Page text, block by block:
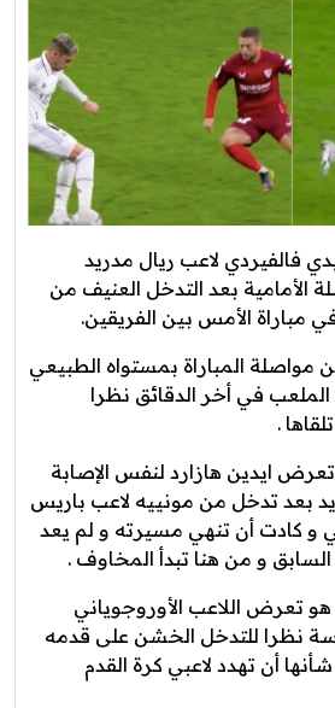
فالفيردي لاعب ريال مدريد
الأمامية بعد التدخل العنيف من
مباراة الأمس بين الفريقين.
مواصلة المباراة بمستواه الطبيعي
في أخر الدقائق نظرا
.
ايدين هازارد لنفس الإصابة
بعد تدخل من مونييه لاعب باريس
و كادت أن تنهي مسيرته و لم يعد
و من هنا تبدأ المخاوف .
تعرض اللاعب الأوروجوياني
نظرا للتدخل الخشن على قدمه
أن تهدد لاعبي كرة القدم